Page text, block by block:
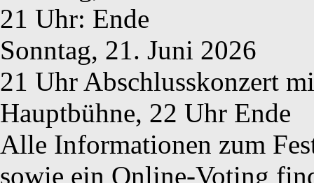
21 Uhr: Ende
Sonntag, 21. Juni 2026
21 Uhr Abschlusskonzert
Hauptbühne, 22 Uhr Ende
Alle Informationen zum
sowie ein Online-Voting